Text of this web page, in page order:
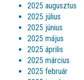
2025 augusztus
2025 július
2025 június
2025 május
2025 április
2025 március
2025 február